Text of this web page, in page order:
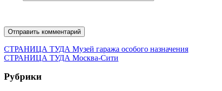
Навигация
по
записям
СТРАНИЦА ТУДА Предыдущая
запись:
Музей гаража особого назначения
СТРАНИЦА ТУДА Следующая
Москва-Сити
Рубрики